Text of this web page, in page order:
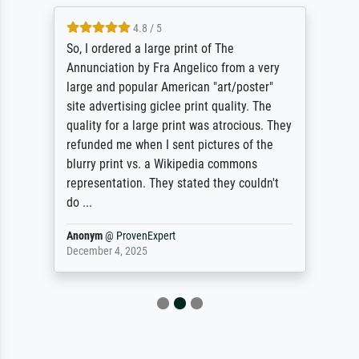
4.8 / 5
So, I ordered a large print of The
Annunciation by Fra Angelico from a very
large and popular American "art/poster"
site advertising giclee print quality. The
quality for a large print was atrocious. They
refunded me when I sent pictures of the
blurry print vs. a Wikipedia commons
representation. They stated they couldn't
do ...
Anonym@ ProvenExpert
December 4, 2025